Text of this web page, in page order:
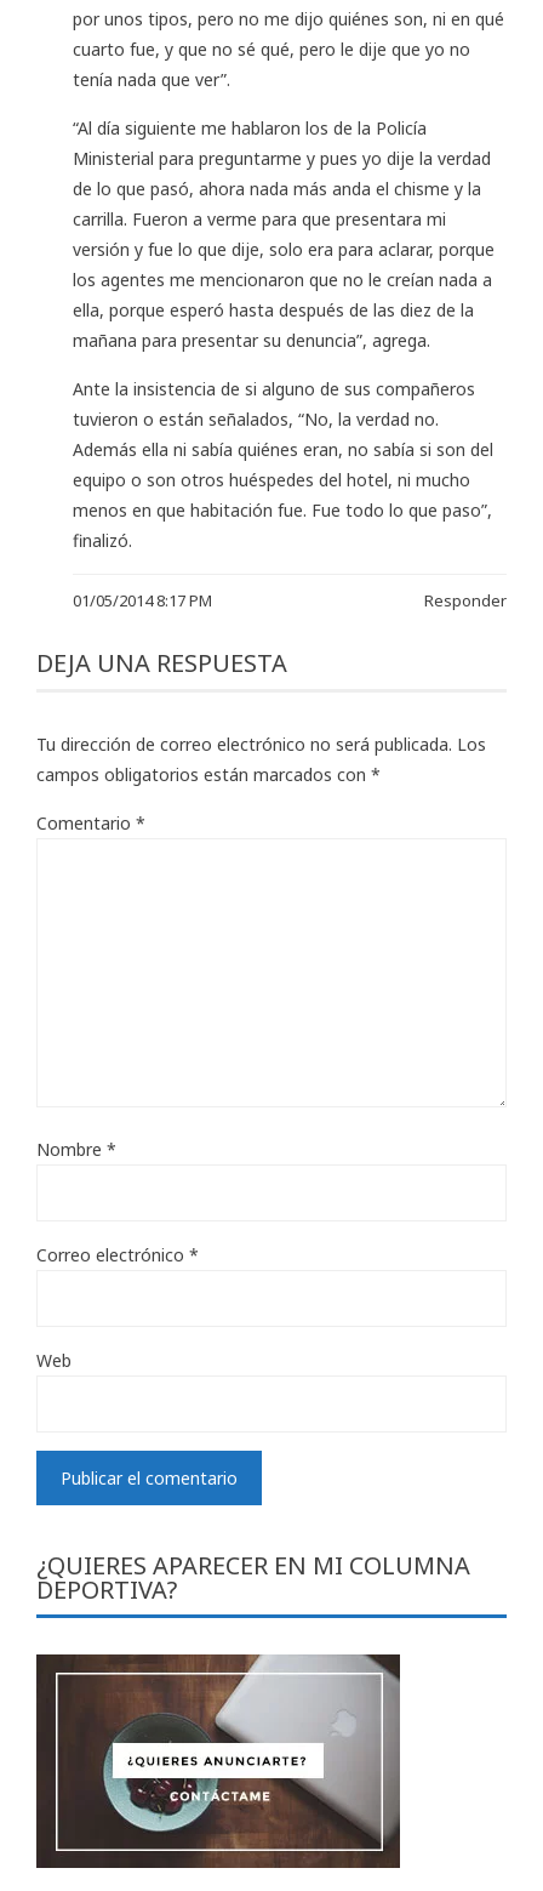
por unos tipos, pero no me dijo quiénes son, ni en qué
cuarto fue, y que no sé qué, pero le dije que yo no
tenía nada que ver”.
“Al día siguiente me hablaron los de la Policía
Ministerial para preguntarme y pues yo dije la verdad
de lo que pasó, ahora nada más anda el chisme y la
carrilla. Fueron a verme para que presentara mi
versión y fue lo que dije, solo era para aclarar, porque
los agentes me mencionaron que no le creían nada a
ella, porque esperó hasta después de las diez de la
mañana para presentar su denuncia”, agrega.
Ante la insistencia de si alguno de sus compañeros
tuvieron o están señalados, “No, la verdad no.
Además ella ni sabía quiénes eran, no sabía si son del
equipo o son otros huéspedes del hotel, ni mucho
menos en que habitación fue. Fue todo lo que paso”,
finalizó.
01/05/2014 8:17 PM Responder
DEJA UNA RESPUESTA
Tu dirección de correo electrónico no será publicada. Los
campos obligatorios están marcados con *
Comentario *
Nombre *
Correo electrónico *
Web
¿QUIERES APARECER EN MI COLUMNA
DEPORTIVA?